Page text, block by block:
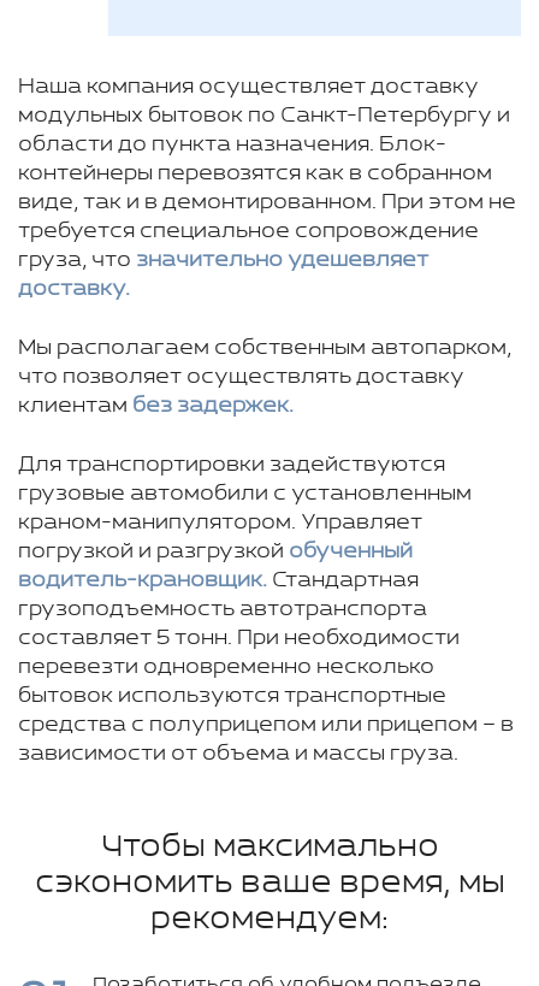
Наша компания осуществляет доставку
модульных бытовок по Санкт-Петербургу и
области до пункта назначения. Блок-
контейнеры перевозятся как в собранном
виде, так и в демонтированном. При этом не
требуется специальное сопровождение
груза, что значительно удешевляет
доставку.
Мы располагаем собственным автопарком,
что позволяет осуществлять доставку
клиентам без задержек.
Для транспортировки задействуются
грузовые автомобили с установленным
краном-манипулятором. Управляет
погрузкой и разгрузкой обученный
водитель-крановщик. Стандартная
грузоподъемность автотранспорта
составляет 5 тонн. При необходимости
перевезти одновременно несколько
бытовок используются транспортные
средства с полуприцепом или прицепом – в
зависимости от объема и массы груза.
Чтобы максимально
сэкономить ваше время, мы
рекомендуем: